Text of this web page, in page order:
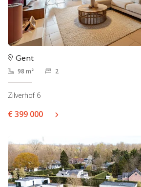
Gent
98 m² 2
Zilverhof 6
€ 399 000